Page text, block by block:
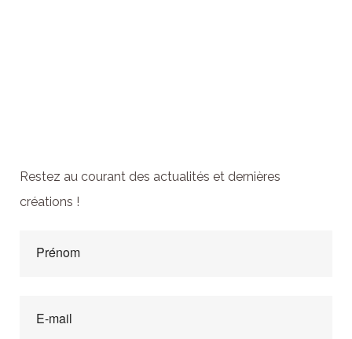
Restez au courant des actualités et dernières
créations !